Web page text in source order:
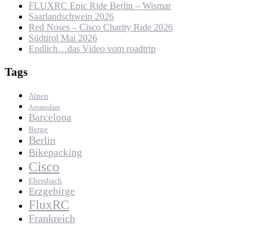
FLUXRC Epic Ride Berlin – Wismar
Saarlandschwein 2026
Red Noses – Cisco Charity Ride 2026
Südtirol Mai 2026
Endlich…das Video vom roadtrip
Tags
Alpen
Amsterdam
Barcelona
Berge
Berlin
Bikepacking
Cisco
Ebersbach
Erzgebirge
FluxRC
Frankreich